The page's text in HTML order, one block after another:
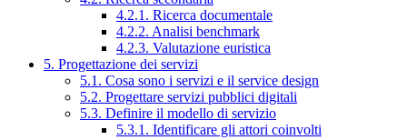
4.2.1. Ricerca documentale
4.2.2. Analisi benchmark
4.2.3. Valutazione euristica
5. Progettazione dei servizi
5.1. Cosa sono i servizi e il service design
5.2. Progettare servizi pubblici digitali
5.3. Definire il modello di servizio
5.3.1. Identificare gli attori coinvolti